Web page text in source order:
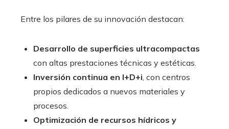
Entre los pilares de su innovación destacan:
Desarrollo de superficies ultracompactas
con altas prestaciones técnicas y estéticas.
Inversión continua en I+D+i, con centros
propios dedicados a nuevos materiales y
procesos.
Optimización de recursos hídricos y